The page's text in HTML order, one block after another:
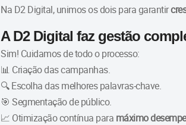
Na D2 Digital, unimos os dois para garantir
A D2 Digital faz gestão
Sim! Cuidamos de todo o processo:
📊 Criação das campanhas.
🔍 Escolha das melhores palavras-chave.
🎯 Segmentação de público.
📈 Otimização contínua para máximo